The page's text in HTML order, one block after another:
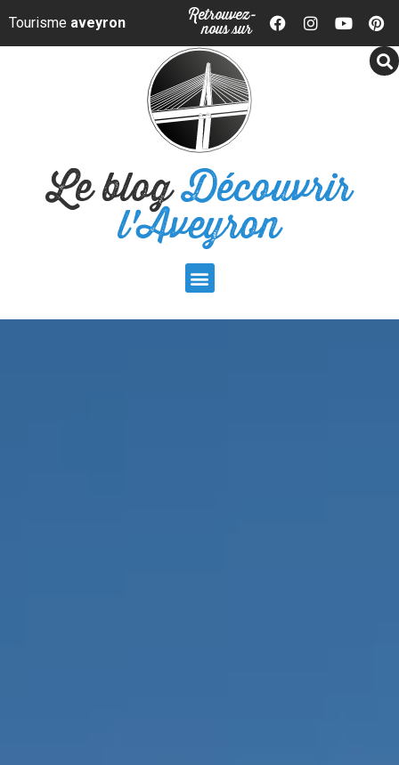
Panneau de gestion des cookies
Tourisme aveyron Retrouvez-
nous sur
Le blogDécouvrir
l'Aveyron